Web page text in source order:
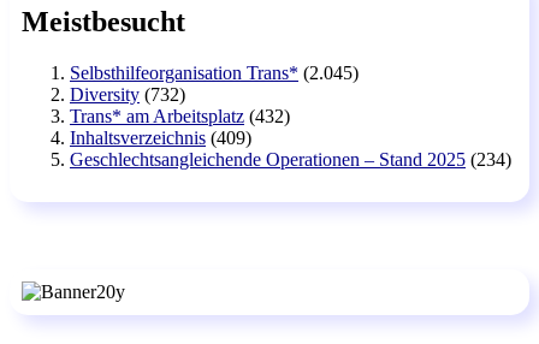
Meistbesucht
Selbsthilfeorganisation Trans* (2.045)
Diversity (732)
Trans* am Arbeitsplatz (432)
Inhaltsverzeichnis (409)
Geschlechtsangleichende Operationen – Stand 2025 (234)